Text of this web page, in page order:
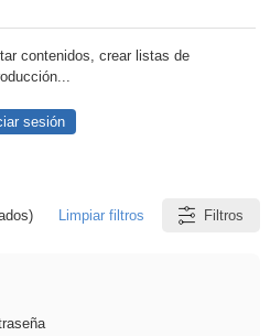
contenidos, crear listas de
sesión
Limpiar filtros Filtros